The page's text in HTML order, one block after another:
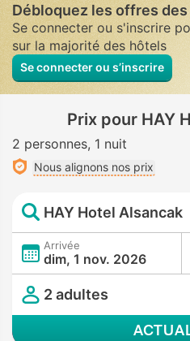
Débloquez les offres
Se connecter ou s'inscrire
sur la majorité des hôtels
Se connecter ou s’inscrire
Prix pour HAY
2 personnes 1 nuit
Nous alignons nos prix
HAY Hotel Alsancak
Arrivée
dim, 1 nov. 2026
2 adultes